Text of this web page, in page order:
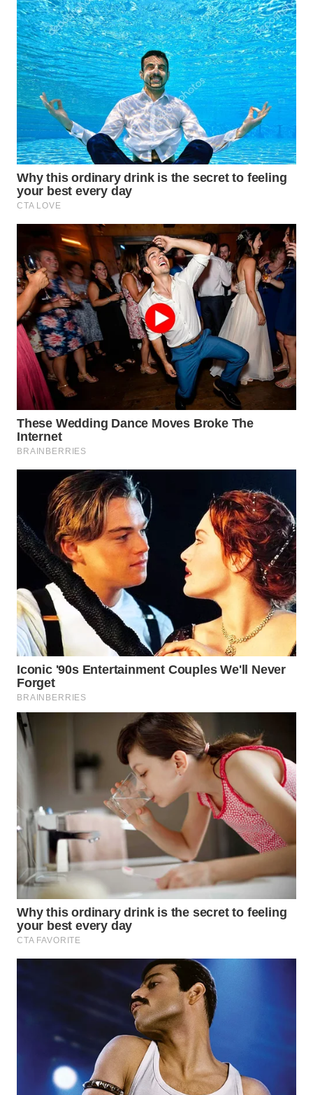
WN
DANAU
TOBA
WN
NIAS
WN
LANGKAT
WN
TAPANULI
SELATAN
WN
TANJUNG
LESUNG
WN
KARO
WN
SIMALUNGUN
LABUHANBATU
WN
TAPANULI
TENGAH
WN DELI
SERDANG
WN
TEBING
TINGGI
WN
PAKPAK
WN
KARAWANG
WN
BOGOR
DEPOK
WN
TAPANULI
UTARA
PADANG
LAWAS